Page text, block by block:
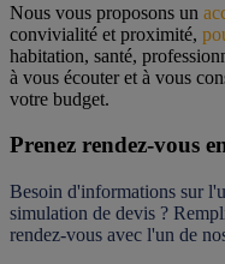
Nous vous proposons un
convivialité et proximité,
habitation, santé,
à vous écouter et à vous
votre budget.
Prenez rendez-vous
Besoin d'informations sur
simulation de devis ?
rendez-vous avec l'un de